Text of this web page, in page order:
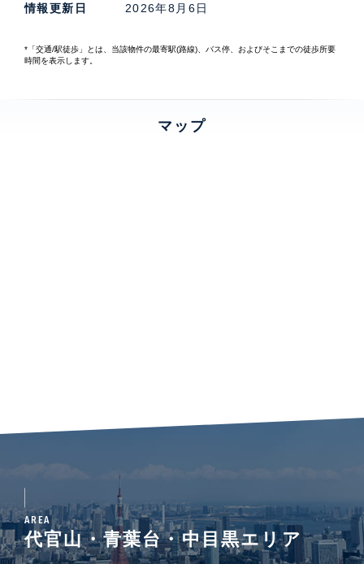
情報更新日 2026年8月6日
*「交通/駅徒歩」とは、当該物件の最寄駅(路線)、バス停、およびそこまでの徒歩所要
時間を表示します。
マップ
AREA
代官山・青葉台・中目黒エリア